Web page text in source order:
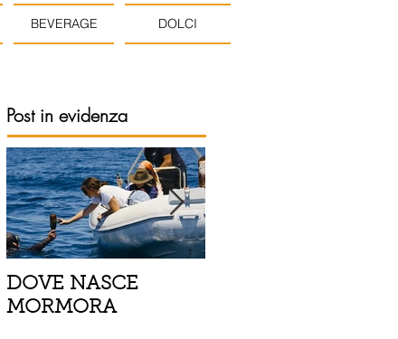
BEVERAGE DOLCI
Post in evidenza
DOVE NASCE
MORMORA